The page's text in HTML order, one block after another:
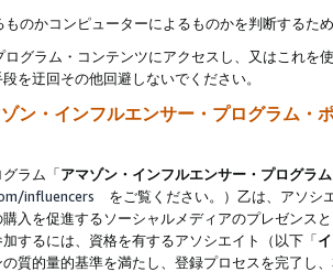
ものかコンピューターによるものかを判断するた
ログラム・コンテンツにアクセスし、又はこれ
を迂回その他回避しないでください。
ン・インフルエンサー・プログラム・
ラム「アマゾン・インフルエンサー・プログラム
influencers をご覧ください。）乙は、アソシ
入を促進するソーシャルメディアのプレゼンス
するには、資格を有するアソシエイト（以下「
質的量的基準を満たし、登録プロセスを完了し、